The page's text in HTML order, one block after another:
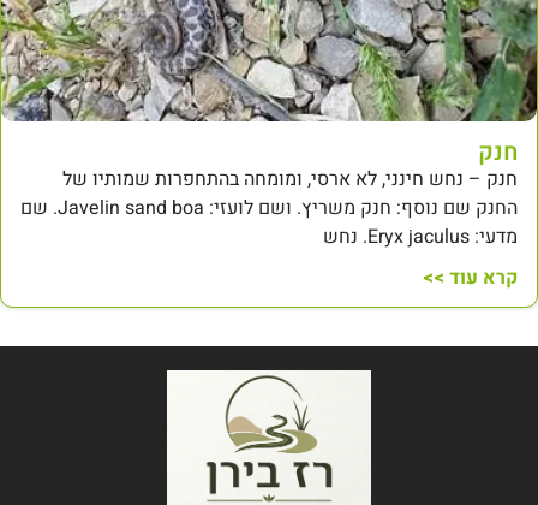
חנק
חנק – נחש חינני, לא ארסי, ומומחה בהתחפרות שמותיו של
החנק שם נוסף: חנק משריץ. ושם לועזי: Javelin sand boa. שם
מדעי: Eryx jaculus. נחש
קרא עוד >>